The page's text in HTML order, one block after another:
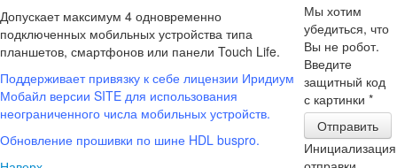
Допускает максимум 4 одновременно
подключенных мобильных устройства типа
планшетов, смартфонов или панели Touch Life.
Поддерживает привязку к себе лицензии Иридиум
Мобайл версии SITE для использования
неограниченного числа мобильных устройств.
Обновление прошивки по шине HDL buspro.
Мы хотим
убедиться, что
Вы не робот.
Введите
защитный код
с картинки*
Отправить
Инициализация